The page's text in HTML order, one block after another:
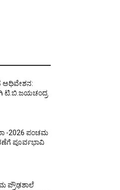
ಅಧಿವೇಶನ:
ಟಿ.ಬಿ.ಜಯಚಂದ್ರ
-2026 ಪಂಚಮ
ಪೂರ್ವಭಾವಿ
ಪ್ರೌಢಶಾಲೆ